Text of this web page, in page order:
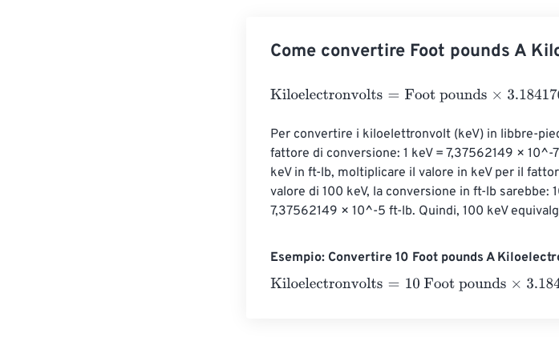
Come convertire Foot pounds A
Kiloelectronvolts=Foot pounds×
Per convertire i kiloelettronvolt (keV) in libbre-
fattore di conversione: 1 keV = 7,37562149 ×
keV in ft-lb, moltiplicare il valore in keV per il
valore di 100 keV, la conversione in ft-lb sarebbe:
7,37562149 × 10^-5 ft-lb. Quindi, 100 keV
Esempio: Convertire 10 Foot pounds A
Kiloelectronvolts=10 Foot pounds×